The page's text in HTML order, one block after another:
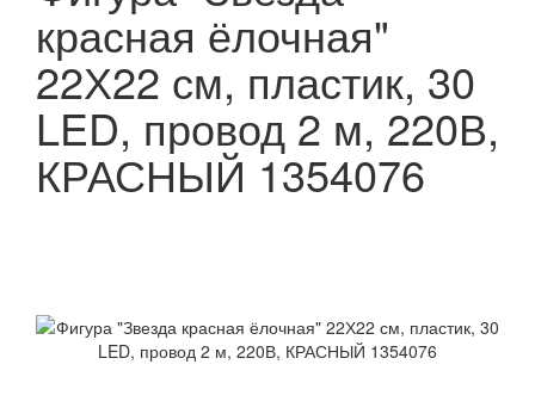
красная ёлочная"
22Х22 см, пластик, 30
LED, провод 2 м, 220В,
КРАСНЫЙ 1354076